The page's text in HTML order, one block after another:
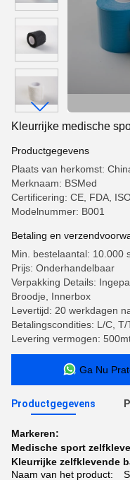
Kleurrijke medische
Productgegevens
Plaats van herkomst:
Merknaam: BSMed
Certificering: CE, FDA,
Modelnummer: B001
Betaling en
Min. bestelaantal: 10.000
Prijs: Onderhandelbaar
Verpakking Details:
Broodje, Innerbox
Levertijd: 20 werkdagen
Betalingscondities: L/C,
Levering vermogen:
Ga Nu
Productgegevens
Markeren:
Medische sport
Kleurrijke zelfklevende
Naam van het product: